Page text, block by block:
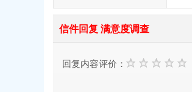
信件回复 满意度调查
回复内容评价：